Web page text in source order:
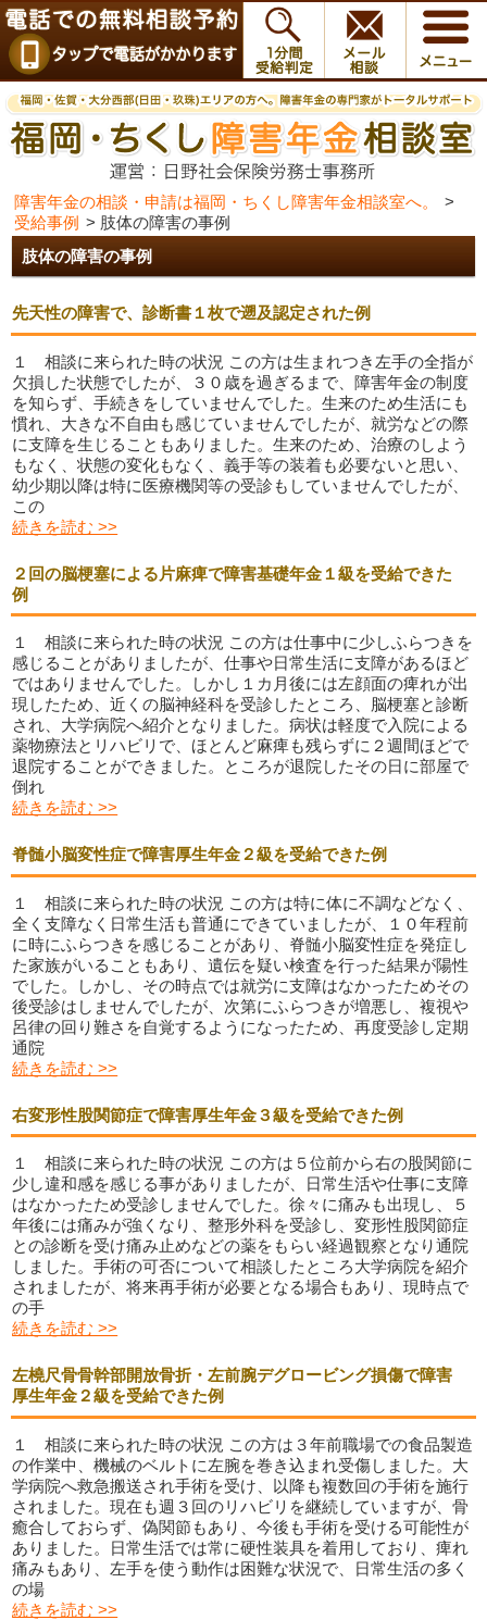
障害年金の相談・申請は福岡・ちくし障害年金相談室へ。
>
受給事例 > 肢体の障害の事例
肢体の障害の事例
先天性の障害で、診断書１枚で遡及認定された例
１ 相談に来られた時の状況 この方は生まれつき左手の全指が
欠損した状態でしたが、３０歳を過ぎるまで、障害年金の制度
を知らず、手続きをしていませんでした。生来のため生活にも
慣れ、大きな不自由も感じていませんでしたが、就労などの際
に支障を生じることもありました。生来のため、治療のしよう
もなく、状態の変化もなく、義手等の装着も必要ないと思い、
幼少期以降は特に医療機関等の受診もしていませんでしたが、
この
続きを読む >>
２回の脳梗塞による片麻痺で障害基礎年金１級を受給できた
例
１ 相談に来られた時の状況 この方は仕事中に少しふらつきを
感じることがありましたが、仕事や日常生活に支障があるほど
ではありませんでした。しかし１カ月後には左顔面の痺れが出
現したため、近くの脳神経科を受診したところ、脳梗塞と診断
され、大学病院へ紹介となりました。病状は軽度で入院による
薬物療法とリハビリで、ほとんど麻痺も残らずに２週間ほどで
退院することができました。ところが退院したその日に部屋で
倒れ
続きを読む >>
脊髄小脳変性症で障害厚生年金２級を受給できた例
１ 相談に来られた時の状況 この方は特に体に不調などなく、
全く支障なく日常生活も普通にできていましたが、１０年程前
に時にふらつきを感じることがあり、脊髄小脳変性症を発症し
た家族がいることもあり、遺伝を疑い検査を行った結果が陽性
でした。しかし、その時点では就労に支障はなかったためその
後受診はしませんでしたが、次第にふらつきが増悪し、複視や
呂律の回り難さを自覚するようになったため、再度受診し定期
通院
続きを読む >>
右変形性股関節症で障害厚生年金３級を受給できた例
１ 相談に来られた時の状況 この方は５位前から右の股関節に
少し違和感を感じる事がありましたが、日常生活や仕事に支障
はなかったため受診しませんでした。徐々に痛みも出現し、５
年後には痛みが強くなり、整形外科を受診し、変形性股関節症
との診断を受け痛み止めなどの薬をもらい経過観察となり通院
しました。手術の可否について相談したところ大学病院を紹介
されましたが、将来再手術が必要となる場合もあり、現時点で
の手
続きを読む >>
左橈尺骨骨幹部開放骨折・左前腕デグロービング損傷で障害
厚生年金２級を受給できた例
１ 相談に来られた時の状況 この方は３年前職場での食品製造
の作業中、機械のベルトに左腕を巻き込まれ受傷しました。大
学病院へ救急搬送され手術を受け、以降も複数回の手術を施行
されました。現在も週３回のリハビリを継続していますが、骨
癒合しておらず、偽関節もあり、今後も手術を受ける可能性が
ありました。日常生活では常に硬性装具を着用しており、痺れ
痛みもあり、左手を使う動作は困難な状況で、日常生活の多く
の場
続きを読む >>